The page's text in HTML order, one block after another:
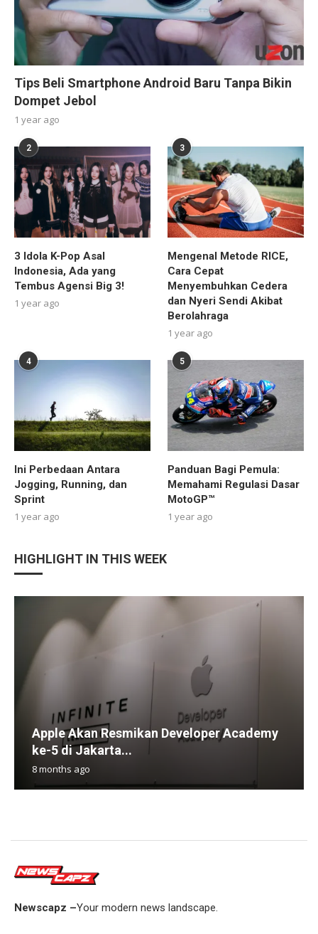
Tips Beli Smartphone Android Baru Tanpa Bikin
Dompet Jebol
1 year ago
2
3 Idola K-Pop Asal
Indonesia, Ada yang
Tembus Agensi Big 3!
1 year ago
3
Mengenal Metode RICE,
Cara Cepat
Menyembuhkan Cedera
dan Nyeri Sendi Akibat
Berolahraga
1 year ago
4
Ini Perbedaan Antara
Jogging, Running, dan
Sprint
1 year ago
5
Panduan Bagi Pemula:
Memahami Regulasi Dasar
MotoGP™
1 year ago
HIGHLIGHT IN THIS WEEK
Apple Akan Resmikan Developer Academy
ke-5 di Jakarta...
8 months ago
Newscapz –Your modern news landscape.